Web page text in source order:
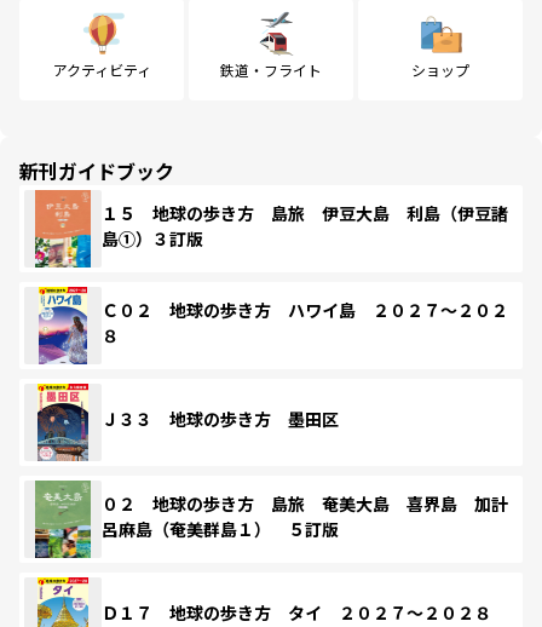
アクティビティ 鉄道・フライト ショップ
新刊ガイドブック
１５ 地球の歩き方 島旅 伊豆大島 利島（伊豆諸
島①）３訂版
Ｃ０２ 地球の歩き方 ハワイ島 ２０２７～２０２
８
Ｊ３３ 地球の歩き方 墨田区
０２ 地球の歩き方 島旅 奄美大島 喜界島 加計
呂麻島（奄美群島１） ５訂版
Ｄ１７ 地球の歩き方 タイ ２０２７～２０２８